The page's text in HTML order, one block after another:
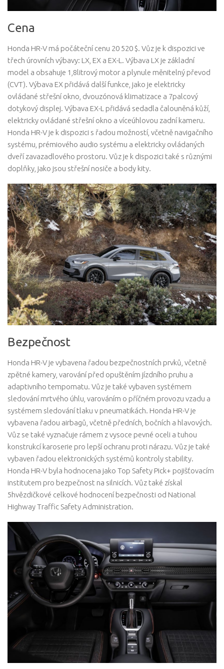
Cena
Honda HR-V má počáteční cenu 20 520 $. Vůz je k dispozici ve
třech úrovních výbavy: LX, EX a EX-L. Výbava LX je základní
model a obsahuje 1,8litrový motor a plynule měnitelný převod
(CVT). Výbava EX přidává další funkce, jako je elektricky
ovládané střešní okno, dvouzónová klimatizace a 7palcový
dotykový displej. Výbava EX-L přidává sedadla čalouněná kůží,
elektricky ovládané střešní okno a víceúhlovou zadní kameru.
Honda HR-V je k dispozici s řadou možností, včetně navigačního
systému, prémiového audio systému a elektricky ovládaných
dveří zavazadlového prostoru. Vůz je k dispozici také s různými
doplňky, jako jsou střešní nosiče a body kity.
Bezpečnost
Honda HR-V je vybavena řadou bezpečnostních prvků, včetně
zpětné kamery, varování před opuštěním jízdního pruhu a
adaptivního tempomatu. Vůz je také vybaven systémem
sledování mrtvého úhlu, varováním o příčném provozu vzadu a
systémem sledování tlaku v pneumatikách. Honda HR-V je
vybavena řadou airbagů, včetně předních, bočních a hlavových.
Vůz se také vyznačuje rámem z vysoce pevné oceli a tuhou
konstrukcí karoserie pro lepší ochranu proti nárazu. Vůz je také
vybaven řadou elektronických systémů kontroly stability.
Honda HR-V byla hodnocena jako Top Safety Pick+ pojišťovacím
institutem pro bezpečnost na silnicích. Vůz také získal
5hvězdičkové celkové hodnocení bezpečnosti od National
Highway Traffic Safety Administration.